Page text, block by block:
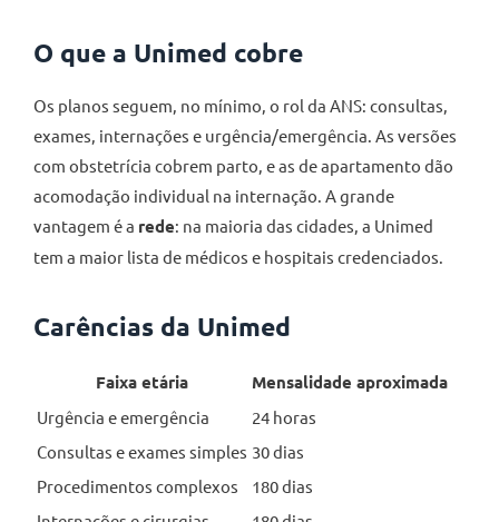
O que a Unimed cobre
Os planos seguem, no mínimo, o rol da ANS: consultas,
exames, internações e urgência/emergência. As versões
com obstetrícia cobrem parto, e as de apartamento dão
acomodação individual na internação. A grande
vantagem é a rede: na maioria das cidades, a Unimed
tem a maior lista de médicos e hospitais credenciados.
Carências da Unimed
Faixa etária Mensalidade aproximada
Urgência e emergência
24 horas
Consultas e exames simples 30 dias
Procedimentos complexos
180 dias